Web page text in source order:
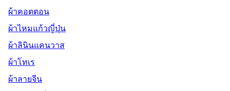
ผ้าคอตตอน
ผ้าไหมแก้วญี่ปุ่น
ผ้าลินินแคนวาส
ผ้าโทเร
ผ้าลายจีน